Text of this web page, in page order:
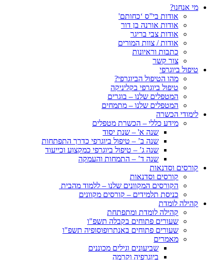
מי אנחנו?
אודות בי”ס ‘כחותם'
אודות אורנה בן דור
אודות צבי בריגר
אודות / צוות המורים
כתבות וראיונות
צור קשר
טיפול ביוגרפי
מהו הטיפול הביוגרפי?
טיפול ביוגרפי בקליניקה
המטפלים שלנו – בוגרים
המטפלים שלנו – מתמחים
לימודי הכשרה
מידע כללי – הכשרת מטפלים
שנה א' – שנת יסוד
שנה ב’ – טיפול ביוגרפי כדרך התפתחות
שנה ג’ – טיפול ביוגרפי כמקצוע וכייעוד
שנה ד’ – התמחות והעמקה
קורסים וסדנאות
קורסים וסדנאות
הקורסים המקוונים שלנו – ללמוד מהבית
כניסת תלמידים – קורסים מקוונים
קהילה לומדת
קהילה לומדת ומתפתחת
שעורים פתוחים בקבלה תשפ"ו
שעורים פתוחים באנתרופוסופיה תשפ"ו
מאמרים
שביעונים וגילים מכוננים
ביוגרפיה וקרמה